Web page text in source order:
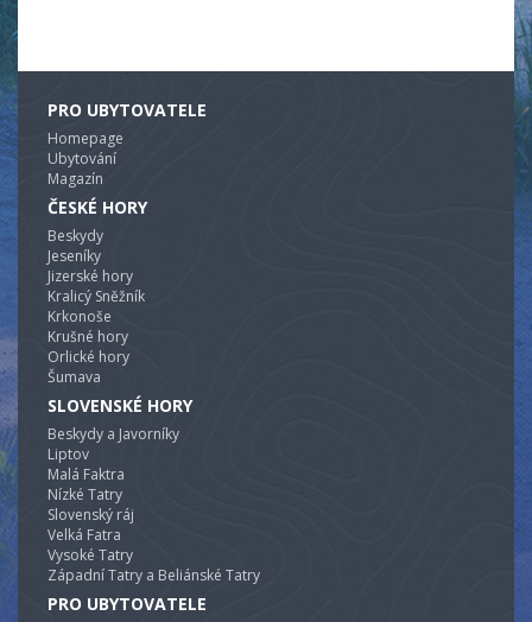
PRO UBYTOVATELE
Homepage
Ubytování
Magazín
ČESKÉ HORY
Beskydy
Jeseníky
Jizerské hory
Kralicý Sněžník
Krkonoše
Krušné hory
Orlické hory
Šumava
SLOVENSKÉ HORY
Beskydy a Javorníky
Liptov
Malá Faktra
Nízké Tatry
Slovenský ráj
Velká Fatra
Vysoké Tatry
Západní Tatry a Beliánské Tatry
PRO UBYTOVATELE